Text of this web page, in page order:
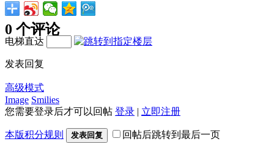
0 个评论
电梯直达
发表回复
高级模式
Image Smilies
您需要登录后才可以回帖 登录 | 立即注册
本版积分规则 发表回复 回帖后跳转到最后一页